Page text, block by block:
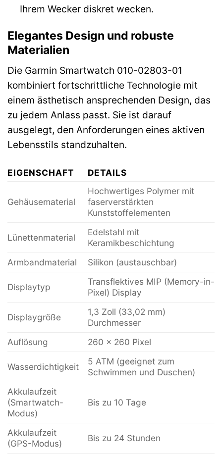
Ihrem Wecker diskret wecken.
Elegantes Design und robuste
Materialien
Die Garmin Smartwatch 010-02803-01
kombiniert fortschrittliche Technologie mit
einem ästhetisch ansprechenden Design, das
zu jedem Anlass passt. Sie ist darauf
ausgelegt, den Anforderungen eines aktiven
Lebensstils standzuhalten.
EIGENSCHAFT DETAILS
Gehäusematerial
Hochwertiges Polymer mit
faserverstärkten
Kunststoffelementen
Lünettenmaterial
Edelstahl mit
Keramikbeschichtung
Armbandmaterial
Silikon (austauschbar)
Displaytyp
Transflektives MIP (Memory-in-
Pixel) Display
Displaygröße
1,3 Zoll (33,02 mm)
Durchmesser
Auflösung
260 x 260 Pixel
Wasserdichtigkeit
5 ATM (geeignet zum
Schwimmen und Duschen)
Akkulaufzeit
(Smartwatch-
Modus)
Bis zu 10 Tage
Akkulaufzeit
(GPS-Modus)
Bis zu 24 Stunden